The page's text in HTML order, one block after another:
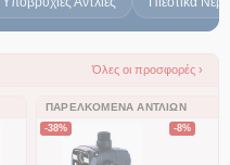
Όλες οι προσφορές ›
ΠΑΡΕΛΚΌΜΕΝΑ ΑΝΤΛΙΏΝ
-38% -8%